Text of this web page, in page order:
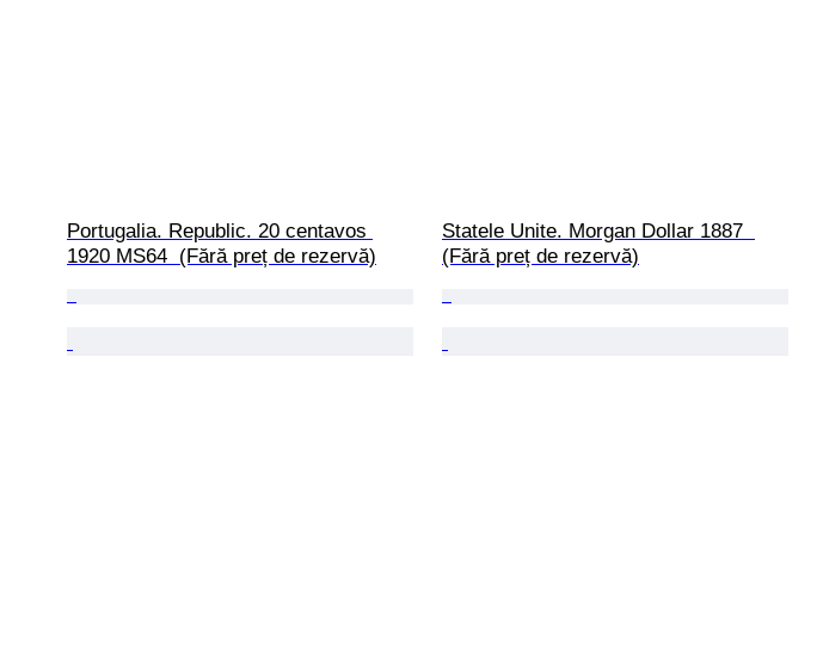
Portugalia. Republic. 20 centavos
1920 MS64  (Fără preț de rezervă)
Statele Unite. Morgan Dollar 1887
(Fără preț de rezervă)